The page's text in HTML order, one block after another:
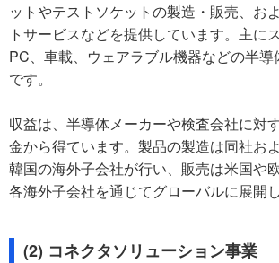
ットやテストソケットの製造・販売、お
トサービスなどを提供しています。主に
PC、車載、ウェアラブル機器などの半
です。
収益は、半導体メーカーや検査会社に対
金から得ています。製品の製造は同社お
韓国の海外子会社が行い、販売は米国や
各海外子会社を通じてグローバルに展開し
(2) コネクタソリューション事業